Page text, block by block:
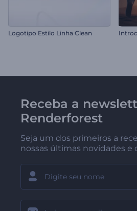
Logotipo Estilo Linha Clean
Receba a
Renderforest
Seja um dos primeiros a
nossas últimas novidades e